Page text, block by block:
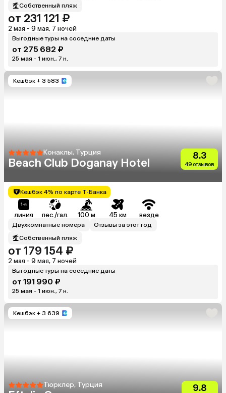
Собственный пляж
от 231 121 ₽
2 мая - 9 мая, 7 ночей
Выгодные туры на соседние даты
от 275 682 ₽
25 мая - 1 июн., 7 н.
Кешбэк + 3 583
Конаклы, Турция
Beach Club Doganay Hotel
8.3
49 отзывов
Кешбэк 4% по карте Т-Банка
линия пес./гал. 100 м 45 км везде
Двухкомнатные номера
Отзывы за этот год
Собственный пляж
от 179 154 ₽
2 мая - 9 мая, 7 ночей
Выгодные туры на соседние даты
от 191 990 ₽
25 мая - 1 июн., 7 н.
Кешбэк + 3 639
Тюрклер, Турция 9.8